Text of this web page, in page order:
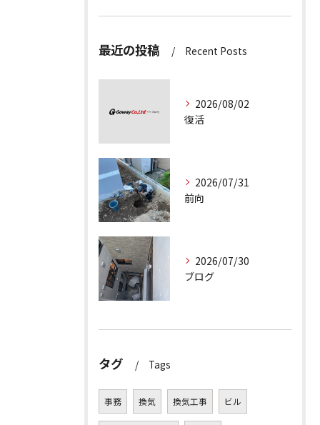
最近の投稿 Recent Posts
2026/08/02
復活
2026/07/31
前向
2026/07/30
ブログ
タグ Tags
事務 換気 換気工事 ビル